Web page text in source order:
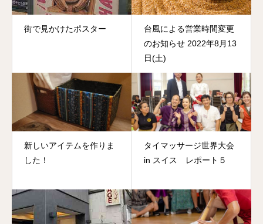
街で見かけたポスター
台風による営業時間変更
のお知らせ 2022年8月13
日(土)
新しいアイテムを作りま
した！
タイマッサージ世界大会
in スイス レポート５